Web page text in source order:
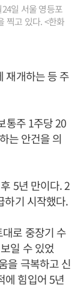
일 서울 영등포
찍고 있다. <한화
재개하는 등 주
통주 1주당 20
는 안건을 의
5년 만이다. 2
하기 시작했다.
로 중장기 수
일 수 있었
을 극복하고 신
에 힘입어 5년